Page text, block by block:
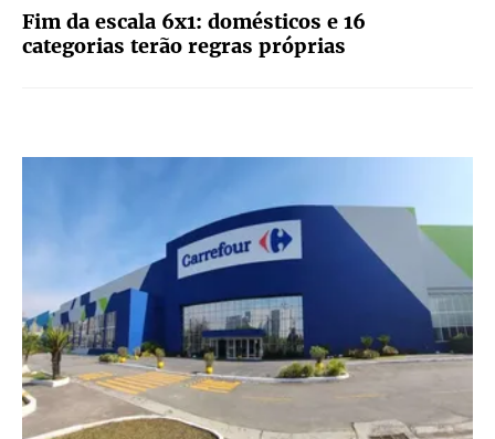
Fim da escala 6x1: domésticos e 16
categorias terão regras próprias